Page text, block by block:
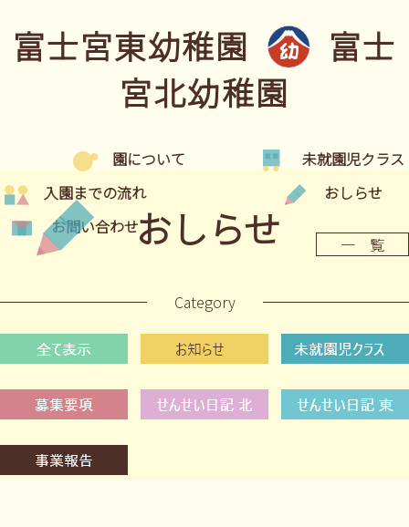
富士宮東幼稚園
富士
宮北幼稚園
園について
未就園児クラス
入園までの流れ
おしらせ
お問い合わせおしらせ 一 覧
Category